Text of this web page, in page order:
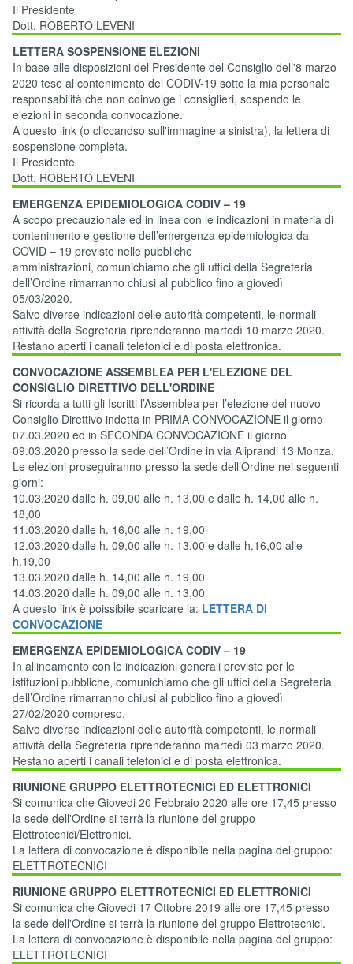
Il Presidente
Dott. ROBERTO LEVENI
LETTERA SOSPENSIONE ELEZIONI
In base alle disposizioni del Presidente del Consiglio dell'8 marzo
2020 tese al contenimento del CODIV-19 sotto la mia personale
responsabilità che non coinvolge i consiglieri, sospendo le
elezioni in seconda convocazione.
A questo link (o cliccandso sull'immagine a sinistra), la lettera di
sospensione completa.
Il Presidente
Dott. ROBERTO LEVENI
EMERGENZA EPIDEMIOLOGICA CODIV – 19
A scopo precauzionale ed in linea con le indicazioni in materia di
contenimento e gestione dell’emergenza epidemiologica da
COVID – 19 previste nelle pubbliche
amministrazioni, comunichiamo che gli uffici della Segreteria
dell’Ordine rimarranno chiusi al pubblico fino a giovedì
05/03/2020.
Salvo diverse indicazioni delle autorità competenti, le normali
attività della Segreteria riprenderanno martedì 10 marzo 2020.
Restano aperti i canali telefonici e di posta elettronica.
CONVOCAZIONE ASSEMBLEA PER L'ELEZIONE DEL
CONSIGLIO DIRETTIVO DELL'ORDINE
Si ricorda a tutti gli Iscritti l’Assemblea per l’elezione del nuovo
Consiglio Direttivo indetta in PRIMA CONVOCAZIONE il giorno
07.03.2020 ed in SECONDA CONVOCAZIONE il giorno
09.03.2020 presso la sede dell’Ordine in via Aliprandi 13 Monza.
Le elezioni proseguiranno presso la sede dell’Ordine nei seguenti
giorni:
10.03.2020 dalle h. 09,00 alle h. 13,00 e dalle h. 14,00 alle h.
18,00
11.03.2020 dalle h. 16,00 alle h. 19,00
12.03.2020 dalle h. 09,00 alle h. 13,00 e dalle h.16,00 alle
h.19,00
13.03.2020 dalle h. 14,00 alle h. 19,00
14.03.2020 dalle h. 09,00 alle h. 13,00
A questo link è poissibile scaricare la: LETTERA DI
CONVOCAZIONE
EMERGENZA EPIDEMIOLOGICA CODIV – 19
In allineamento con le indicazioni generali previste per le
istituzioni pubbliche, comunichiamo che gli uffici della Segreteria
dell’Ordine rimarranno chiusi al pubblico fino a giovedì
27/02/2020 compreso.
Salvo diverse indicazioni delle autorità competenti, le normali
attività della Segreteria riprenderanno martedì 03 marzo 2020.
Restano aperti i canali telefonici e di posta elettronica.
RIUNIONE GRUPPO ELETTROTECNICI ED ELETTRONICI
Si comunica che Giovedi 20 Febbraio 2020 alle ore 17,45 presso
la sede dell'Ordine si terrà la riunione del gruppo
Elettrotecnici/Elettronici.
La lettera di convocazione è disponibile nella pagina del gruppo:
ELETTROTECNICI
RIUNIONE GRUPPO ELETTROTECNICI ED ELETTRONICI
Si comunica che Giovedi 17 Ottobre 2019 alle ore 17,45 presso
la sede dell'Ordine si terrà la riunione del gruppo Elettrotecnici.
La lettera di convocazione è disponibile nella pagina del gruppo:
ELETTROTECNICI